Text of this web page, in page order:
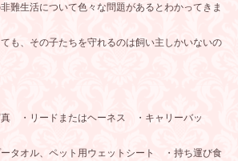
難生活について色々な問題があるとわかってきま
も、その子たちを守れるのは飼い主しかいないの
・リードまたはヘーネス ・キャリーバッ
タオル、ペット用ウェットシート ・持ち運び食